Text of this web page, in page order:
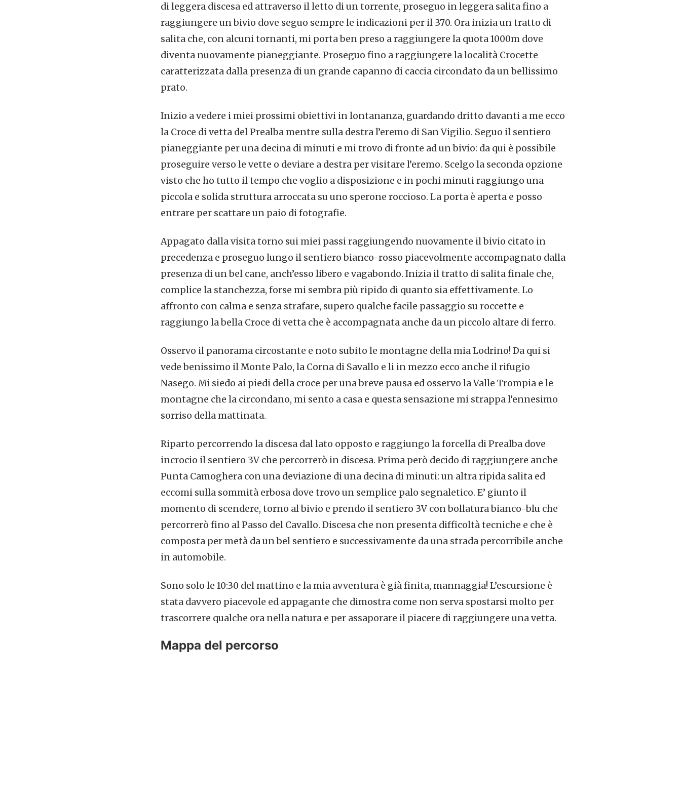
di leggera discesa ed attraverso il letto di un torrente, proseguo in leggera salita fino a
raggiungere un bivio dove seguo sempre le indicazioni per il 370. Ora inizia un tratto di
salita che, con alcuni tornanti, mi porta ben preso a raggiungere la quota 1000m dove
diventa nuovamente pianeggiante. Proseguo fino a raggiungere la località Crocette
caratterizzata dalla presenza di un grande capanno di caccia circondato da un bellissimo
prato.
Inizio a vedere i miei prossimi obiettivi in lontananza, guardando dritto davanti a me ecco
la Croce di vetta del Prealba mentre sulla destra l’eremo di San Vigilio. Seguo il sentiero
pianeggiante per una decina di minuti e mi trovo di fronte ad un bivio: da qui è possibile
proseguire verso le vette o deviare a destra per visitare l’eremo. Scelgo la seconda opzione
visto che ho tutto il tempo che voglio a disposizione e in pochi minuti raggiungo una
piccola e solida struttura arroccata su uno sperone roccioso. La porta è aperta e posso
entrare per scattare un paio di fotografie.
Appagato dalla visita torno sui miei passi raggiungendo nuovamente il bivio citato in
precedenza e proseguo lungo il sentiero bianco-rosso piacevolmente accompagnato dalla
presenza di un bel cane, anch’esso libero e vagabondo. Inizia il tratto di salita finale che,
complice la stanchezza, forse mi sembra più ripido di quanto sia effettivamente. Lo
affronto con calma e senza strafare, supero qualche facile passaggio su roccette e
raggiungo la bella Croce di vetta che è accompagnata anche da un piccolo altare di ferro.
Osservo il panorama circostante e noto subito le montagne della mia Lodrino! Da qui si
vede benissimo il Monte Palo, la Corna di Savallo e li in mezzo ecco anche il rifugio
Nasego. Mi siedo ai piedi della croce per una breve pausa ed osservo la Valle Trompia e le
montagne che la circondano, mi sento a casa e questa sensazione mi strappa l’ennesimo
sorriso della mattinata.
Riparto percorrendo la discesa dal lato opposto e raggiungo la forcella di Prealba dove
incrocio il sentiero 3V che percorrerò in discesa. Prima però decido di raggiungere anche
Punta Camoghera con una deviazione di una decina di minuti: un altra ripida salita ed
eccomi sulla sommità erbosa dove trovo un semplice palo segnaletico. E’ giunto il
momento di scendere, torno al bivio e prendo il sentiero 3V con bollatura bianco-blu che
percorrerò fino al Passo del Cavallo. Discesa che non presenta difficoltà tecniche e che è
composta per metà da un bel sentiero e successivamente da una strada percorribile anche
in automobile.
Sono solo le 10:30 del mattino e la mia avventura è già finita, mannaggia! L’escursione è
stata davvero piacevole ed appagante che dimostra come non serva spostarsi molto per
trascorrere qualche ora nella natura e per assaporare il piacere di raggiungere una vetta.
Mappa del percorso